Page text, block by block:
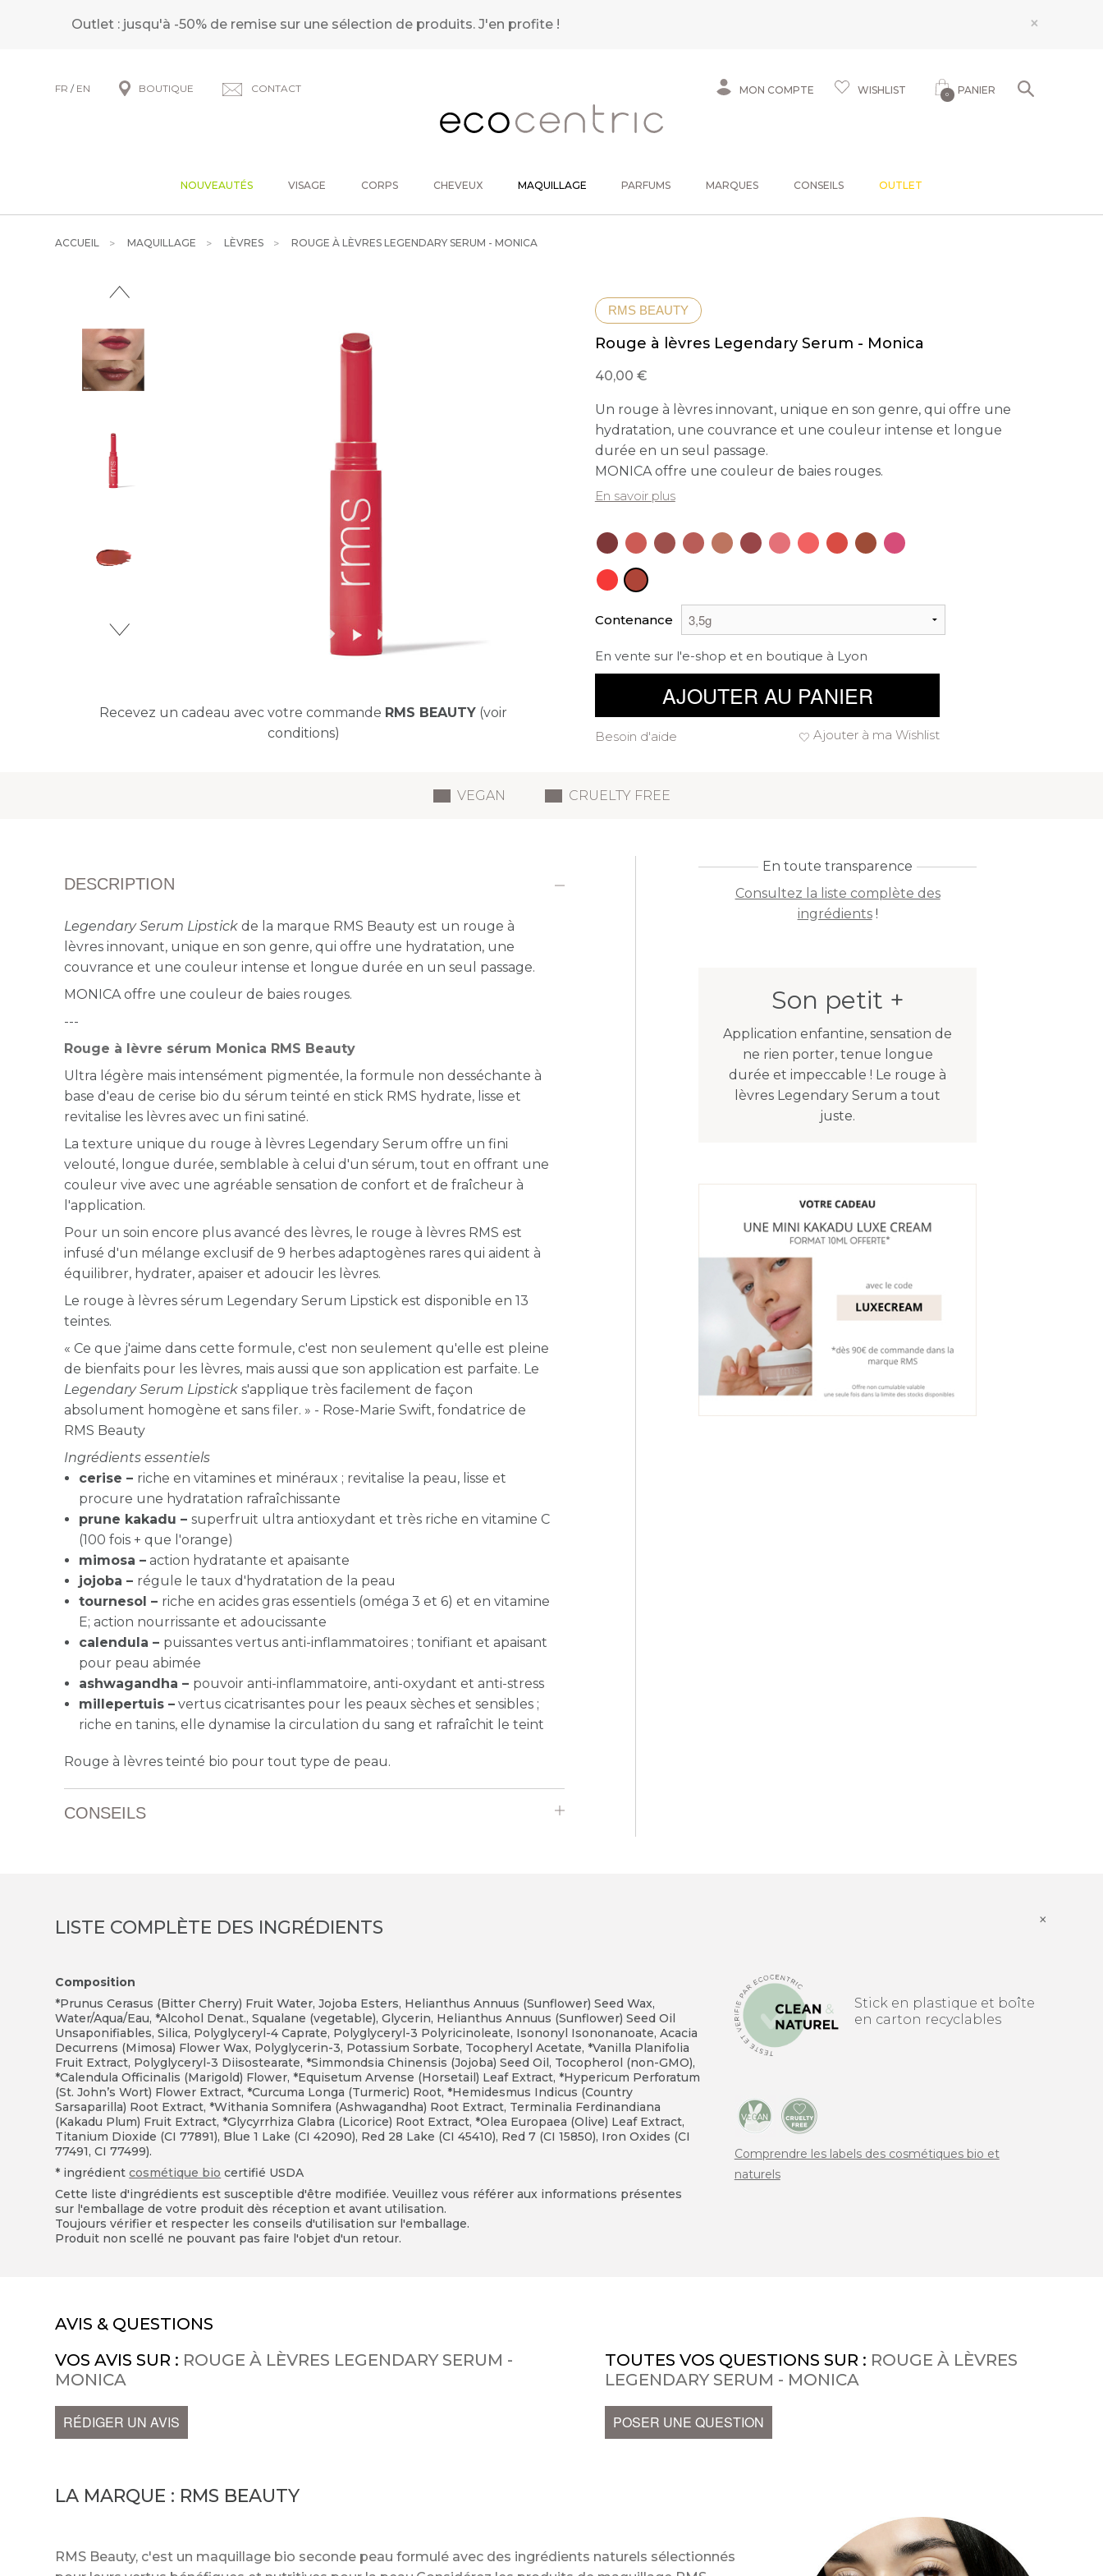
Outlet : jusqu'à -50% de remise sur une sélection de produits.J'en profite ! ×
FR / EN BOUTIQUE CONTACT MON COMPTE WISHLIST 0 PANIER
NOUVEAUTÉS VISAGE CORPS CHEVEUX MAQUILLAGE PARFUMS MARQUES CONSEILS OUTLET
ACCUEIL MAQUILLAGE LÈVRES ROUGE À LÈVRES LEGENDARY SERUM - MONICA
Recevez un cadeau avec votre commande RMS BEAUTY (voir
conditions)
RMS BEAUTY
Rouge à lèvres Legendary Serum - Monica
40,00
Un rouge à lèvres innovant, unique en son genre, qui offre une
hydratation, une couvrance et une couleur intense et longue
durée en un seul passage.
MONICA offre une couleur de baies rouges.
En savoir plus
Contenance
En vente sur l'e-shop et en boutique à Lyon
AJOUTER AU PANIER
Ajouter à ma Wishlist
Besoin d'aide
VEGAN CRUELTY FREE
DESCRIPTION
Legendary Serum Lipstick de la marque RMS Beauty est un rouge à
lèvres innovant, unique en son genre, qui offre une hydratation, une
couvrance et une couleur intense et longue durée en un seul passage.
MONICA offre une couleur de baies rouges.
---
Rouge à lèvre sérum Monica RMS Beauty
Ultra légère mais intensément pigmentée, la formule non desséchante à
base d'eau de cerise bio du sérum teinté en stick RMS hydrate, lisse et
revitalise les lèvres avec un fini satiné.
La texture unique du rouge à lèvres Legendary Serum offre un fini
velouté, longue durée, semblable à celui d'un sérum, tout en offrant une
couleur vive avec une agréable sensation de confort et de fraîcheur à
l'application.
Pour un soin encore plus avancé des lèvres, le rouge à lèvres RMS est
infusé d'un mélange exclusif de 9 herbes adaptogènes rares qui aident à
équilibrer, hydrater, apaiser et adoucir les lèvres.
Le rouge à lèvres sérum Legendary Serum Lipstick est disponible en 13
teintes.
« Ce que j'aime dans cette formule, c'est non seulement qu'elle est pleine
de bienfaits pour les lèvres, mais aussi que son application est parfaite. Le
Legendary Serum Lipstick s'applique très facilement de façon
absolument homogène et sans filer. » - Rose-Marie Swift, fondatrice de
RMS Beauty
Ingrédients essentiels
cerise – riche en vitamines et minéraux ; revitalise la peau, lisse et
procure une hydratation rafraîchissante
prune kakadu – superfruit ultra antioxydant et très riche en vitamine C
(100 fois + que l'orange)
mimosa –action hydratante et apaisante
jojoba – régule le taux d'hydratation de la peau
tournesol – riche en acides gras essentiels (oméga 3 et 6) et en vitamine
E; action nourrissante et adoucissante
calendula – puissantes vertus anti-inflammatoires ; tonifiant et apaisant
pour peau abimée
ashwagandha – pouvoir anti-inflammatoire, anti-oxydant et anti-stress
millepertuis –vertus cicatrisantes pour les peaux sèches et sensibles ;
riche en tanins, elle dynamise la circulation du sang et rafraîchit le teint
Rouge à lèvres teinté bio pour tout type de peau.
CONSEILS
En toute transparence
Consultez la liste complète des
ingrédients!
Son petit +
Application enfantine, sensation de
ne rien porter, tenue longue
durée et impeccable ! Le rouge à
lèvres Legendary Serum a tout
juste.
LISTE COMPLÈTE DES INGRÉDIENTS ×
Composition
*Prunus Cerasus (Bitter Cherry) Fruit Water, Jojoba Esters, Helianthus Annuus (Sunflower) Seed Wax,
Water/Aqua/Eau, *Alcohol Denat., Squalane (vegetable), Glycerin, Helianthus Annuus (Sunflower) Seed Oil
Unsaponifiables, Silica, Polyglyceryl-4 Caprate, Polyglyceryl-3 Polyricinoleate, Isononyl Isononanoate, Acacia
Decurrens (Mimosa) Flower Wax, Polyglycerin-3, Potassium Sorbate, Tocopheryl Acetate, *Vanilla Planifolia
Fruit Extract, Polyglyceryl-3 Diisostearate, *Simmondsia Chinensis (Jojoba) Seed Oil, Tocopherol (non-GMO),
*Calendula Officinalis (Marigold) Flower, *Equisetum Arvense (Horsetail) Leaf Extract, *Hypericum Perforatum
(St. John’s Wort) Flower Extract, *Curcuma Longa (Turmeric) Root, *Hemidesmus Indicus (Country
Sarsaparilla) Root Extract, *Withania Somnifera (Ashwagandha) Root Extract, Terminalia Ferdinandiana
(Kakadu Plum) Fruit Extract, *Glycyrrhiza Glabra (Licorice) Root Extract, *Olea Europaea (Olive) Leaf Extract,
Titanium Dioxide (CI 77891), Blue 1 Lake (CI 42090), Red 28 Lake (CI 45410), Red 7 (CI 15850), Iron Oxides (CI
77491, CI 77499).
* ingrédientcosmétique bio certifié USDA
Cette liste d'ingrédients est susceptible d'être modifiée. Veuillez vous référer aux informations présentes
sur l'emballage de votre produit dès réception et avant utilisation.
Toujours vérifier et respecter les conseils d'utilisation sur l'emballage.
Produit non scellé ne pouvant pas faire l'objet d'un retour.
Stick en plastique et boîte
en carton recyclables
Comprendre les labels des cosmétiques bio et
naturels
AVIS & QUESTIONS
VOS AVIS SUR : ROUGE À LÈVRES LEGENDARY SERUM -
MONICA
RÉDIGER UN AVIS
TOUTES VOS QUESTIONS SUR : ROUGE À LÈVRES
LEGENDARY SERUM - MONICA
POSER UNE QUESTION
LA MARQUE : RMS BEAUTY
RMS Beauty, c'est un maquillage bio seconde peau formulé avec des ingrédients naturels sélectionnés